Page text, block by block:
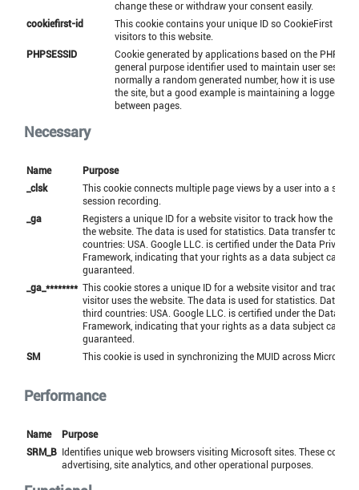
Necessary
change these or withdraw your consent easily.
cookiefirst-id
This cookie contains your unique ID so CookieFirst can
visitors to this website.
PHPSESSID
Cookie generated by applications based on the PHP
general purpose identifier used to maintain user session
normally a random generated number, how it is used
the site, but a good example is maintaining a logged-in
between pages.
Performance
Name
Purpose
_clsk
This cookie connects multiple page views by a user into a
session recording.
_ga
Registers a unique ID for a website visitor to track how the
the website. The data is used for statistics. Data transfer to third
countries: USA. Google LLC. is certified under the Data Privacy
Framework, indicating that your rights as a data subject can be
guaranteed.
_ga_******** This cookie stores a unique ID for a website visitor and tracks
visitor uses the website. The data is used for statistics. Data
third countries: USA. Google LLC. is certified under the Data
Framework, indicating that your rights as a data subject can be
guaranteed.
SM
This cookie is used in synchronizing the MUID across Microsoft
Name
Purpose
SRM_B
Identifies unique web browsers visiting Microsoft sites. These
advertising, site analytics, and other operational purposes.